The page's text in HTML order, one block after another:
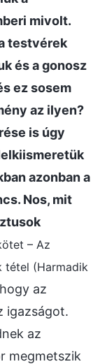
mivolt.
testvérek
és a gonosz
ez sosem
az ilyen?
is úgy
azonban a
Nos, mit
– Az
tétel (Harmadik
az
igazságot.
az
megmetszik